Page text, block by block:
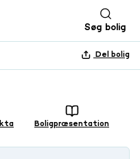
Søg bolig
Del bolig
+ 21 BILLEDER
Boligpræsentation